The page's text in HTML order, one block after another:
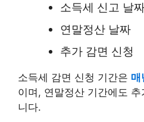
소득세 신고 날
연말정산 날짜
추가 감면 신청
소득세 감면 신청 기간은 매
이며, 연말정산 기간에도
니다.